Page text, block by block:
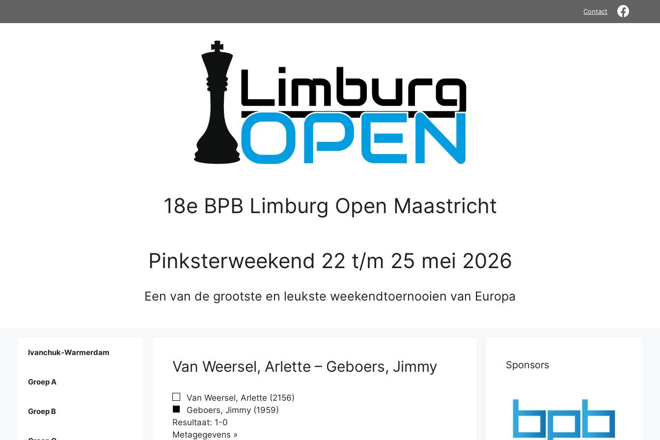
Contact
18e BPB Limburg Open Maastricht
Pinksterweekend 22 t/m 25 mei 2026
Een van de grootste en leukste weekendtoernooien van Europa
Van Weersel, Arlette – Geboers, Jimmy
Van Weersel, Arlette (2156)
Geboers, Jimmy (1959)
Resultaat: 1-0
Metagegevens »
Ivanchuk-Warmerdam
Groep A
Groep B
Sponsors